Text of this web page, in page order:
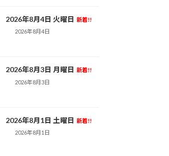
2026年8月4日 火曜日 新着!!
2026年8月4日
2026年8月3日 月曜日 新着!!
2026年8月3日
2026年8月1日 土曜日 新着!!
2026年8月1日